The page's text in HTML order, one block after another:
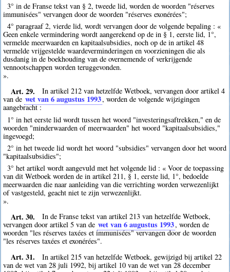
3° in de Franse tekst van § 2, tweede lid, worden de woorden "réserves
immunisées" vervangen door de woorden "réserves exonérées";
4° paragraaf 2, vierde lid, wordt vervangen door de volgende bepaling : «
Geen enkele vermindering wordt aangerekend op de in § 1, eerste lid, 1°,
vermelde meerwaarden en kapitaalsubsidies, noch op de in artikel 48
vermelde vrijgestelde waardeverminderingen en voorzieningen die als
dusdanig in de boekhouding van de overnemende of verkrijgende
vennootschappen worden teruggevonden.
».
Art. 29.
In artikel 212 van hetzelfde Wetboek, vervangen door artikel 4
van de wet van 6 augustus 1993, worden de volgende wijzigingen
aangebracht :
1° in het eerste lid wordt tussen het woord "investeringsaftrekken," en de
woorden "minderwaarden of meerwaarden" het woord "kapitaalsubsidies,"
ingevoegd;
2° in het tweede lid wordt het woord "subsidies" vervangen door het woord
"kapitaalsubsidies";
3° het artikel wordt aangevuld met het volgende lid : « Voor de toepassing
van dit Wetboek worden de in artikel 211, § 1, eerste lid, 1°, bedoelde
meerwaarden die naar aanleiding van die verrichting worden verwezenlijkt
of vastgesteld, geacht niet te zijn verwezenlijkt.
».
Art. 30.
In de Franse tekst van artikel 213 van hetzelfde Wetboek,
vervangen door artikel 5 van de wet van 6 augustus 1993, worden de
woorden "les réserves taxées et immunisées" vervangen door de woorden
"les réserves taxées et exonérées".
Art. 31.
In artikel 215 van hetzelfde Wetboek, gewijzigd bij artikel 22
van de wet van 28 juli 1992, bij artikel 10 van de wet van 28 december